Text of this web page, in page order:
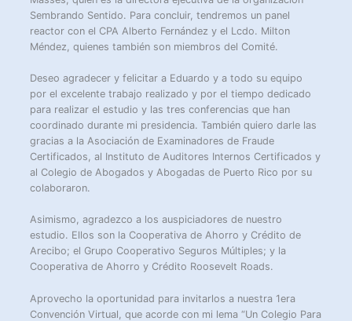
Sembrando Sentido. Para concluir, tendremos un panel
reactor con el CPA Alberto Fernández y el Lcdo. Milton
Méndez, quienes también son miembros del Comité.
Deseo agradecer y felicitar a Eduardo y a todo su equipo
por el excelente trabajo realizado y por el tiempo dedicado
para realizar el estudio y las tres conferencias que han
coordinado durante mi presidencia. También quiero darle las
gracias a la Asociación de Examinadores de Fraude
Certificados, al Instituto de Auditores Internos Certificados y
al Colegio de Abogados y Abogadas de Puerto Rico por su
colaboraron.
Asimismo, agradezco a los auspiciadores de nuestro
estudio. Ellos son la Cooperativa de Ahorro y Crédito de
Arecibo; el Grupo Cooperativo Seguros Múltiples; y la
Cooperativa de Ahorro y Crédito Roosevelt Roads.
Aprovecho la oportunidad para invitarlos a nuestra 1era
Convención Virtual, que acorde con mi lema “Un Colegio Para